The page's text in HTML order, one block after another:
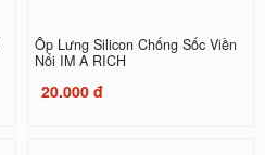
Ốp Lưng Silicon Chống Sốc Viền
Nổi IM A RICH
20.000 đ